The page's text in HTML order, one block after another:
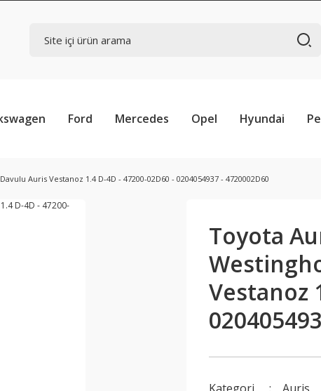
Ford Mercedes Opel Hyundai
Auris Vestanoz 1.4 D-4D - 47200-02D60 - 0204054937 - 4720002D60
Toyota
Vestanoz